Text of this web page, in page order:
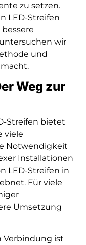
zu setzen.
LED-Streifen
wir
und
Weg zur
Streifen bietet
viele
Notwendigkeit
Installationen
LED-Streifen in
Für viele
Umsetzung
Verbindung ist